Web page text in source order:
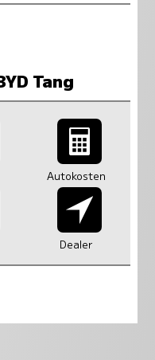
Tang
Autokosten
Dealer